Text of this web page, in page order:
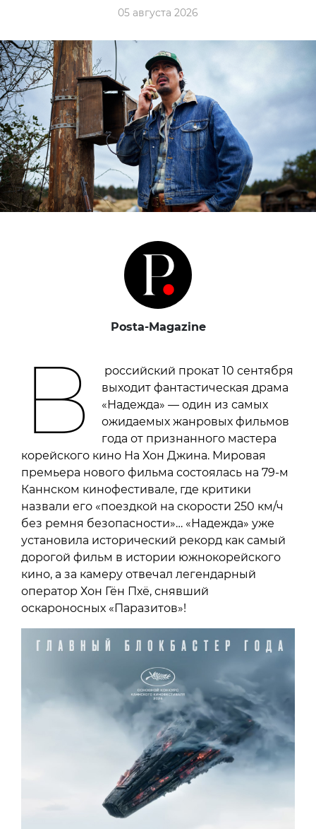
05 августа 2026
Posta-Magazine
В
российский прокат 10 сентября
выходит фантастическая драма
«Надежда» — один из самых
ожидаемых жанровых фильмов
года от признанного мастера
корейского кино На Хон Джина. Мировая
премьера нового фильма состоялась на 79-м
Каннском кинофестивале, где критики
назвали его «поездкой на скорости 250 км/ч
без ремня безопасности»… «Надежда» уже
установила исторический рекорд как самый
дорогой фильм в истории южнокорейского
кино, а за камеру отвечал легендарный
оператор Хон Гён Пхё, снявший
оскароносных «Паразитов»!